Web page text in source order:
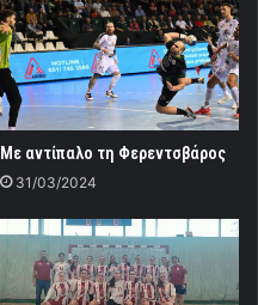
Με αντίπαλο τη Φερεντσβάρος
31/03/2024